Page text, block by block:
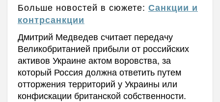
Больше новостей в сюжете: Санкции и
контрсанкции
Дмитрий Медведев считает передачу
Великобританией прибыли от российских
активов Украине актом воровства, за
который Россия должна ответить путем
отторжения территорий у Украины или
конфискации британской собственности.